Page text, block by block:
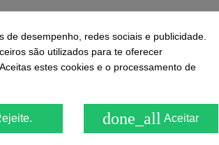
desempenho, redes sociais e publicidade.
são utilizados para te oferecer
estes cookies e o processamento de
done_all Aceitar